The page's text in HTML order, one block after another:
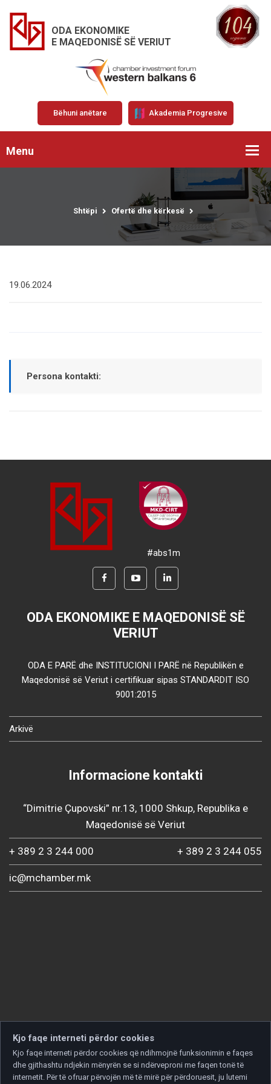
ODA EKONOMIKE
E MAQEDONISË SË VERIUT
Bëhuni anëtare Akademia Progresive
Menu
Shtëpi Ofertë dhe kërkesë
19.06.2024
Persona kontakti:
#abs1m
ODA EKONOMIKE E MAQEDONISË SË
VERIUT
ODA E PARË dhe INSTITUCIONI I PARË në Republikën e
Maqedonisë së Veriut i certifikuar sipas STANDARDIT ISO
9001:2015
Arkivë
Informacione kontakti
“Dimitrie Çupovski” nr.13, 1000 Shkup, Republika e
Maqedonisë së Veriut
+ 389 2 3 244 000 + 389 2 3 244 055
ic@mchamber.mk
Kjo faqe interneti përdor cookies
Kjo faqe interneti përdor cookies që ndihmojnë funksionimin e faqes
dhe gjithashtu ndjekin mënyrën se si ndërveproni me faqen tonë të
internetit. Për të ofruar përvojën më të mirë për përdoruesit, ju lutemi